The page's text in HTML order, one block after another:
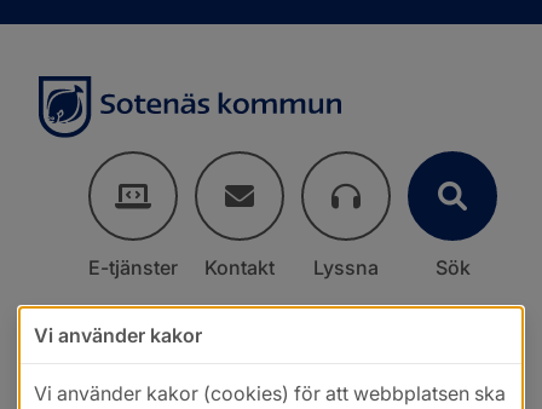
E-tjänster Kontakt Lyssna Sök
Vi använder kakor
Vi använder kakor (cookies) för att webbplatsen ska